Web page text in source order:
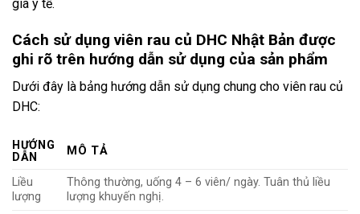
gia y tế.
Cách sử dụng viên rau củ DHC Nhật Bản được
ghi rõ trên hướng dẫn sử dụng của sản phẩm
Dưới đây là bảng hướng dẫn sử dụng chung cho viên rau củ
DHC:
HƯỚNG
DẪN
MÔ TẢ
Liều
lượng
Thông thường, uống 4 – 6 viên/ ngày. Tuân thủ liều
lượng khuyến nghị.